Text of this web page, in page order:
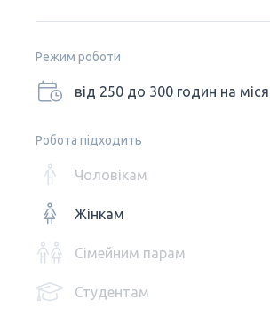
Режим роботи
від 250 до 300 годин на
Робота підходить
Чоловікам
Жінкам
Сімейним парам
Студентам